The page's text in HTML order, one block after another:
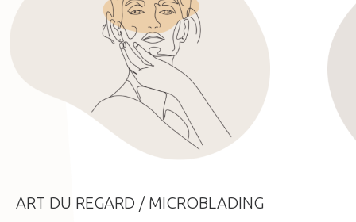
ART DU REGARD / MICROBLADING